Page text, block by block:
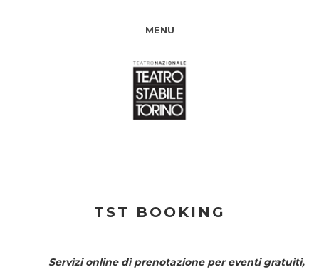
MENU
TST BOOKING
Servizi online di prenotazione per eventi gratuiti,